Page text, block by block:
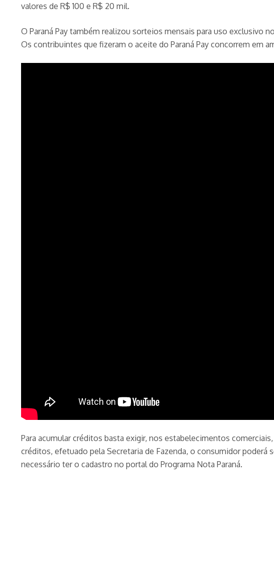
valores de R$ 100 e R$ 20 mil.
O Paraná Pay também realizou sorteios mensais para uso exclusivo
Os contribuintes que fizeram o aceite do Paraná Pay concorrem em
Para acumular créditos basta exigir, nos estabelecimentos
créditos, efetuado pela Secretaria de Fazenda, o consumidor
necessário ter o cadastro no portal do Programa Nota Paraná.